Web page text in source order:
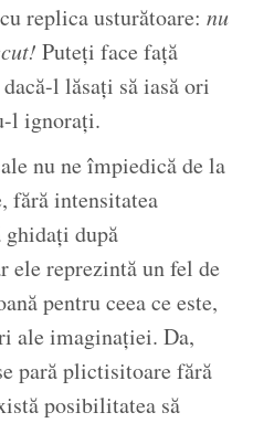
replica usturătoare: nu
Puteți face față
l lăsați să iasă ori
l ignorați.
nu ne împiedică de la
fără intensitatea
după
ele reprezintă un fel de
pentru ceea ce este,
ale imaginației. Da,
pară plictisitoare fără
posibilitatea să